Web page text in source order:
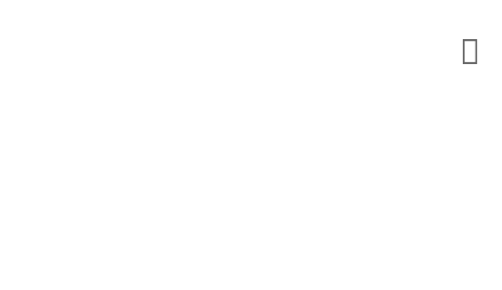
